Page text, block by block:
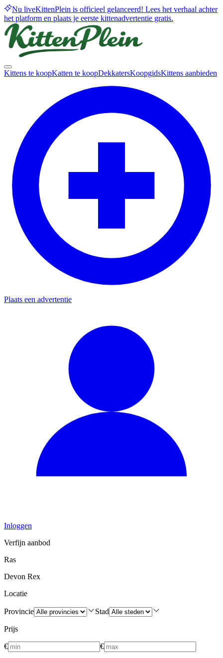
Nu liveKittenPlein is officieel gelanceerd! Lees het verhaal achter
het platform en plaats je eerste kittenadvertentie gratis.
Kittens te koopKatten te koopDekkatersKoopgidsKittens aanbieden
Plaats een advertentie
Inloggen
Verfijn aanbod
Ras
Devon Rex
Locatie
Provincie Stad
Prijs
€ €